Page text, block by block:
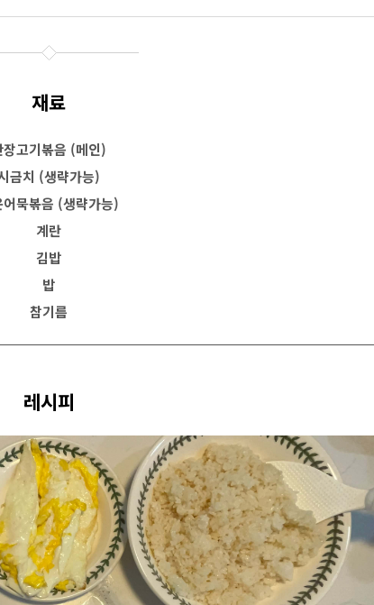
재료
장고기볶음 (메인)
금치 (생략가능)
어묵볶음 (생략가능)
계란
김밥
밥
참기름
레시피